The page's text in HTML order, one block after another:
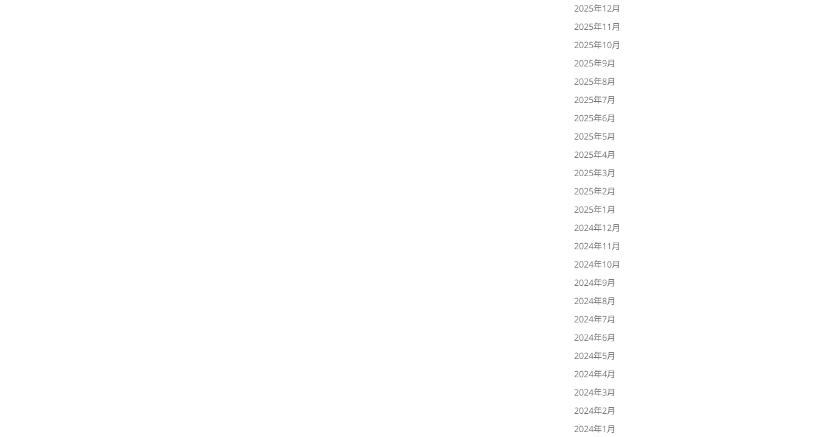
2025年12月
2025年11月
2025年10月
2025年9月
2025年8月
2025年7月
2025年6月
2025年5月
2025年4月
2025年3月
2025年2月
2025年1月
2024年12月
2024年11月
2024年10月
2024年9月
2024年8月
2024年7月
2024年6月
2024年5月
2024年4月
2024年3月
2024年2月
2024年1月